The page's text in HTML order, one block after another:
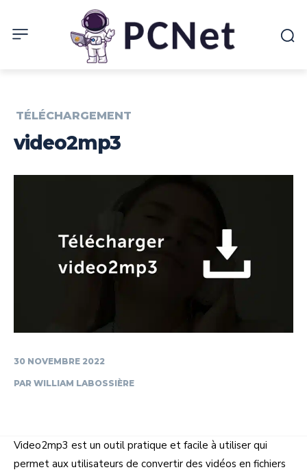
TÉLÉCHARGEMENT
video2mp3
30 NOVEMBRE 2022
PAR WILLIAM LABOSSIÈRE
Video2mp3 est un outil pratique et facile à utiliser qui
permet aux utilisateurs de convertir des vidéos en fichiers